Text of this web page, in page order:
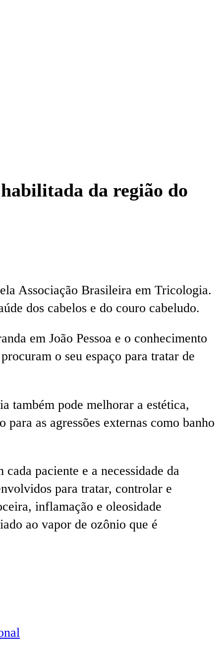
da região do
Associação Brasileira em Tricologia.
dos cabelos e do couro cabeludo.
em João Pessoa e o conhecimento
o seu espaço para tratar de
também pode melhorar a estética,
as agressões externas como banho
paciente e a necessidade da
para tratar, controlar e
inflamação e oleosidade
ao vapor de ozônio que é